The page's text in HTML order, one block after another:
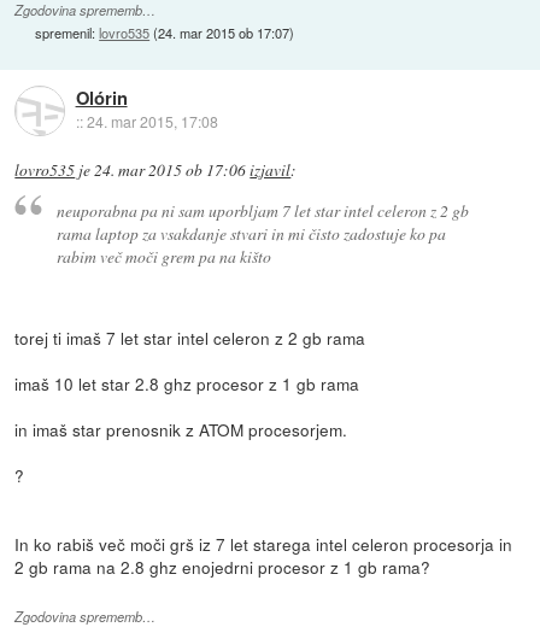
Zgodovina sprememb…
spremenil:lovro535(24. mar 2015 ob 17:07)
Olórin
::24. mar 2015, 17:08
lovro535 je24. mar 2015 ob 17:06izjavil:
neuporabna pa ni sam uporbljam 7 let star intel celeron z 2 gb
rama laptop za vsakdanje stvari in mi čisto zadostuje ko pa
rabim več moči grem pa na kišto
torej ti imaš 7 let star intel celeron z 2 gb rama
imaš 10 let star 2.8 ghz procesor z 1 gb rama
in imaš star prenosnik z ATOM procesorjem.
?
In ko rabiš več moči grš iz 7 let starega intel celeron procesorja in
2 gb rama na 2.8 ghz enojedrni procesor z 1 gb rama?
Zgodovina sprememb…